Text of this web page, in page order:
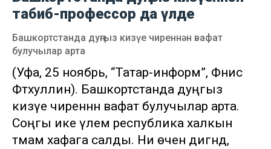
табиб-профессор да үлде
Башкортстанда дуңгыз кизүе чиреннән вафат
булучылар арта
(Уфа, 25 ноябрь, “Татар-информ”, Фәнис
Фәтхуллин). Башкортстанда дуңгыз
кизүе чиреннән вафат булучылар арта.
Соңгы ике үлем республика халкын
тәмам хафага салды. Ни өчен дигәндә,